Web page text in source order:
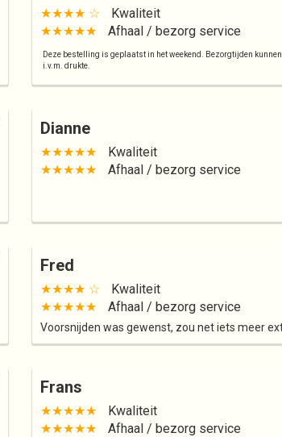
★★★★ ☆
Kwaliteit
★★★★★
Afhaal / bezorg service
Deze bestelling is geplaatst in het weekend. Bezorgtijden
i.v.m. drukte.
Dianne
★★★★★
Kwaliteit
★★★★★
Afhaal / bezorg service
Fred
★★★★ ☆
Kwaliteit
★★★★★
Afhaal / bezorg service
Voorsnijden was gewenst, zou net iets meer
Frans
★★★★★
Kwaliteit
★★★★★
Afhaal / bezorg service